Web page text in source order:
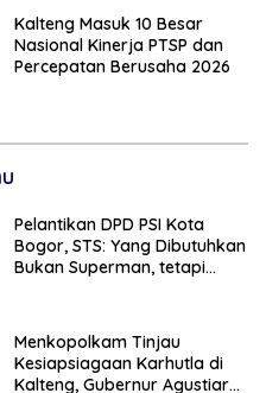
Kalteng Masuk 10 Besar
Nasional Kinerja PTSP dan
Percepatan Berusaha 2026
Pelantikan DPD PSI Kota
Bogor, STS: Yang Dibutuhkan
Bukan Superman, tetapi
Menkopolkam Tinjau
Kesiapsiagaan Karhutla di
Kalteng, Gubernur Agustiar